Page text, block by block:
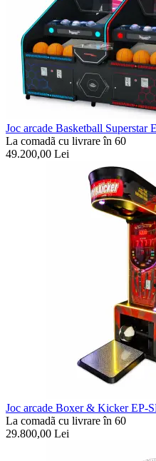
Joc arcade Basketball Superstar
La comadã cu livrare în 60
49.200,00 Lei
Joc arcade Boxer & Kicker EP-
La comadã cu livrare în 60
29.800,00 Lei